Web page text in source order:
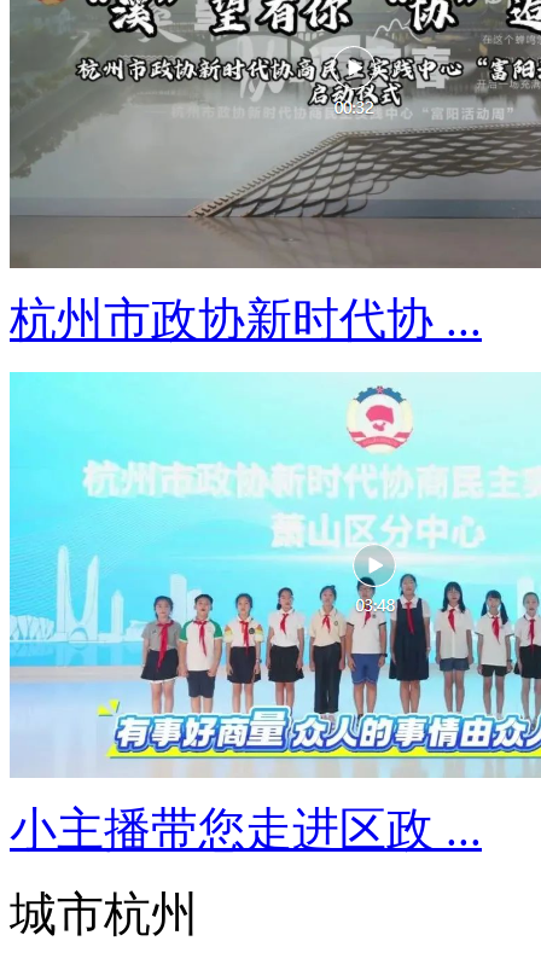
杭州市政协新时代协 ...
小主播带您走进区政 ...
城市杭州